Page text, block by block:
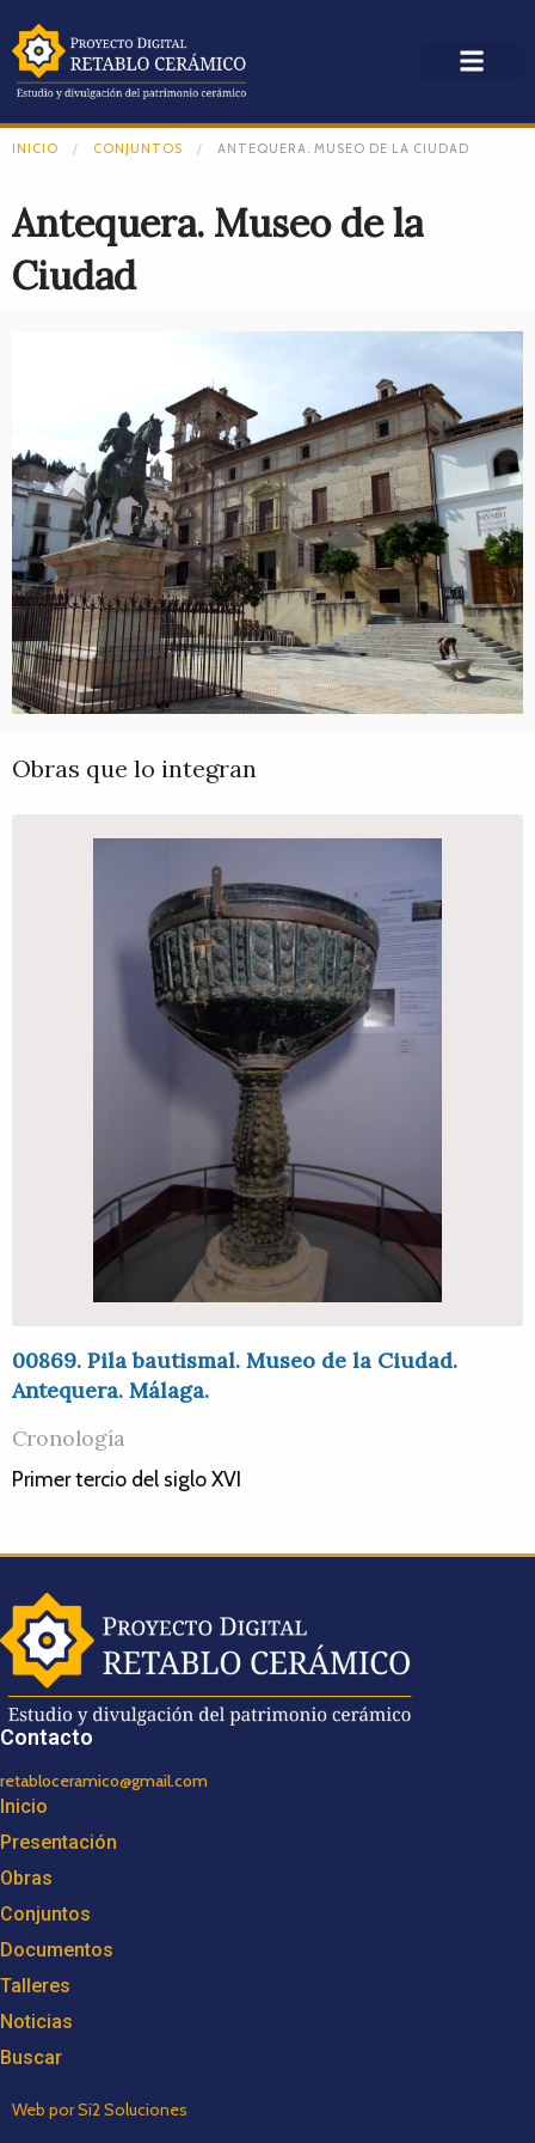
INICIO CONJUNTOS ANTEQUERA. MUSEO DE LA CIUDAD
Antequera. Museo de la
Ciudad
Obras que lo integran
00869. Pila bautismal. Museo de la Ciudad.
Antequera. Málaga.
Cronología
Primer tercio del siglo XVI
Contacto
retabloceramico@gmail.com
Inicio
Presentación
Obras
Conjuntos
Documentos
Talleres
Noticias
Buscar
Web por Si2 Soluciones